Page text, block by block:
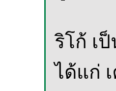
ริโก้ เ
ได้แก่